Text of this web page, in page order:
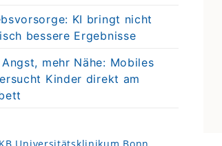
KI bringt nicht
bessere Ergebnisse
mehr Nähe: Mobiles
Kinder direkt am